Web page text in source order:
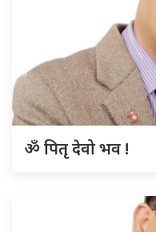
ॐ पितृ देवो भव !